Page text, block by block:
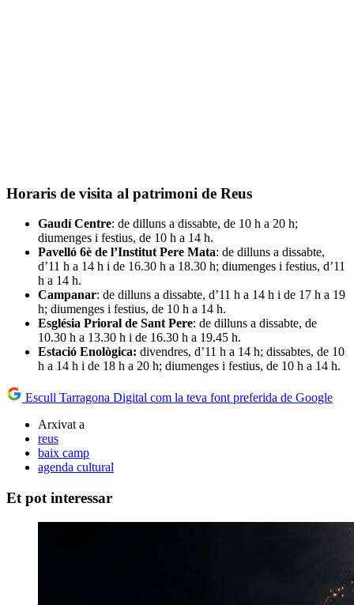
Horaris de visita al patrimoni de Reus
Gaudí Centre: de dilluns a dissabte, de 10 h a 20 h;
diumenges i festius, de 10 h a 14 h.
Pavelló 6è de l’Institut Pere Mata: de dilluns a dissabte,
d’11 h a 14 h i de 16.30 h a 18.30 h; diumenges i festius, d’11
h a 14 h.
Campanar: de dilluns a dissabte, d’11 h a 14 h i de 17 h a 19
h; diumenges i festius, de 10 h a 14 h.
Església Prioral de Sant Pere: de dilluns a dissabte, de
10.30 h a 13.30 h i de 16.30 h a 19.45 h.
Estació Enològica: divendres, d’11 h a 14 h; dissabtes, de 10
h a 14 h i de 18 h a 20 h; diumenges i festius, de 10 h a 14 h.
Escull Tarragona Digital com la teva font preferida de Google
Arxivat a
reus
baix camp
agenda cultural
Et pot interessar